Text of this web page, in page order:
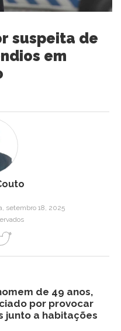
suspeita de
em
setembro 18, 2025
de 49 anos,
por provocar
junto a habitações